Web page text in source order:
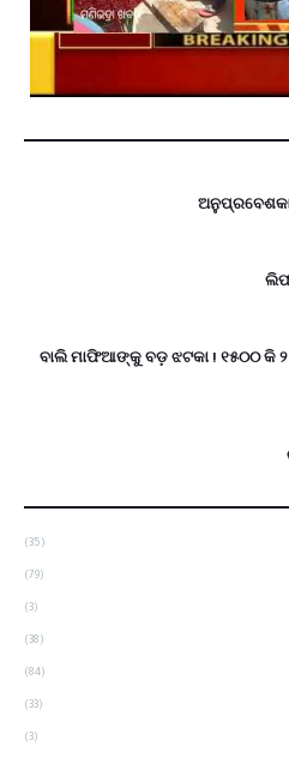
ବାଲି ମାଫିଆଙ୍କୁ ବଡ଼ ଝଟକା ! ୧୫୦୦ କି ୨
(35)
(79)
(3)
(38)
(84)
(33)
(3)